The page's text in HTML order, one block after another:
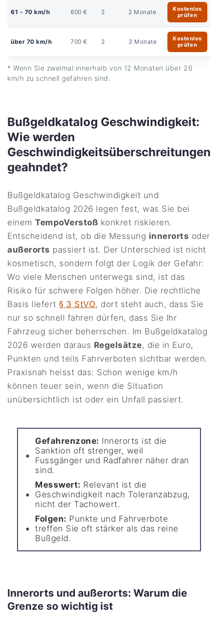
61 - 70 km/h 600 € 2 2 Monate
Kostenlos
prüfen
über 70 km/h 700 € 2 3 Monate
Kostenlos
prüfen
* Wenn Sie zweimal innerhalb von 12 Monaten über 26
km/h zu schnell gefahren sind.
Bußgeldkatalog Geschwindigkeit:
Wie werden
Geschwindigkeitsüberschreitungen
geahndet?
Bußgeldkatalog Geschwindigkeit und
Bußgeldkatalog 2026 legen fest, was Sie bei
einemTempoVerstoß konkret riskieren.
Entscheidend ist, ob die Messung innerorts oder
außerorts passiert ist. Der Unterschied ist nicht
kosmetisch, sondern folgt der Logik der Gefahr:
Wo viele Menschen unterwegs sind, ist das
Risiko für schwere Folgen höher. Die rechtliche
Basis liefert § 3 StVO, dort steht auch, dass Sie
nur so schnell fahren dürfen, dass Sie Ihr
Fahrzeug sicher beherrschen. Im Bußgeldkatalog
2026 werden daraus Regelsätze, die in Euro,
Punkten und teils Fahrverboten sichtbar werden.
Praxisnah heisst das: Schon wenige km/h
können teuer sein, wenn die Situation
unübersichtlich ist oder ein Unfall passiert.
Gefahrenzone: Innerorts ist die
Sanktion oft strenger, weil
Fussgänger und Radfahrer näher dran
sind.
Messwert: Relevant ist die
Geschwindigkeit nach Toleranzabzug,
nicht der Tachowert.
Folgen: Punkte und Fahrverbote
treffen Sie oft stärker als das reine
Bußgeld.
Innerorts und außerorts: Warum die
Grenze so wichtig ist